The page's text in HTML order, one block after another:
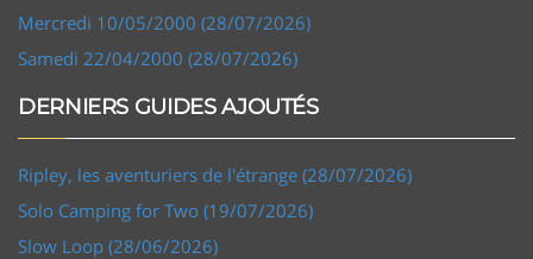
Mercredi 10/05/2000 (28/07/2026)
Samedi 22/04/2000 (28/07/2026)
DERNIERS GUIDES AJOUTÉS
Ripley, les aventuriers de l'étrange (28/07/2026)
Solo Camping for Two (19/07/2026)
Slow Loop (28/06/2026)